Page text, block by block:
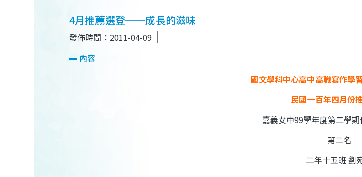
4月推薦選登──成長的滋味
發佈時間：2011-04-09
內容
國文學科中心高中高職寫作學
民國一百年四月份
嘉義女中99學年度第二學
第二名
二年十五班 劉